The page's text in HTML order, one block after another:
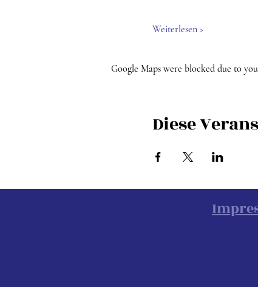
Weiterlesen >
Google Maps were blocked due to
Diese